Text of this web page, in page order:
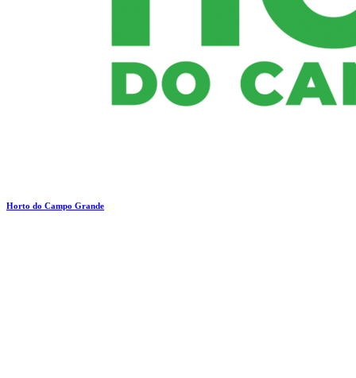
Horto do Campo Grande